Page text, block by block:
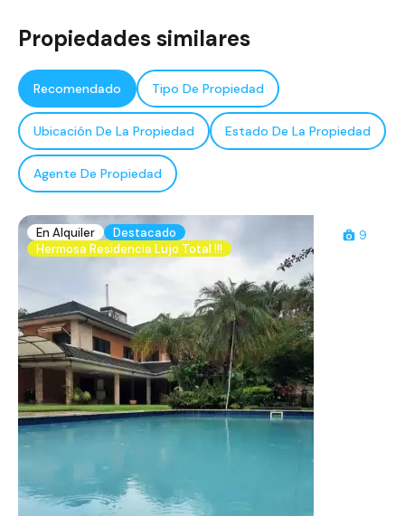
Propiedades similares
Recomendado Tipo De Propiedad
Ubicación De La Propiedad Estado De La Propiedad
Agente De Propiedad
En Alquiler
Destacado
Hermosa Residencia Lujo Total !!!
9